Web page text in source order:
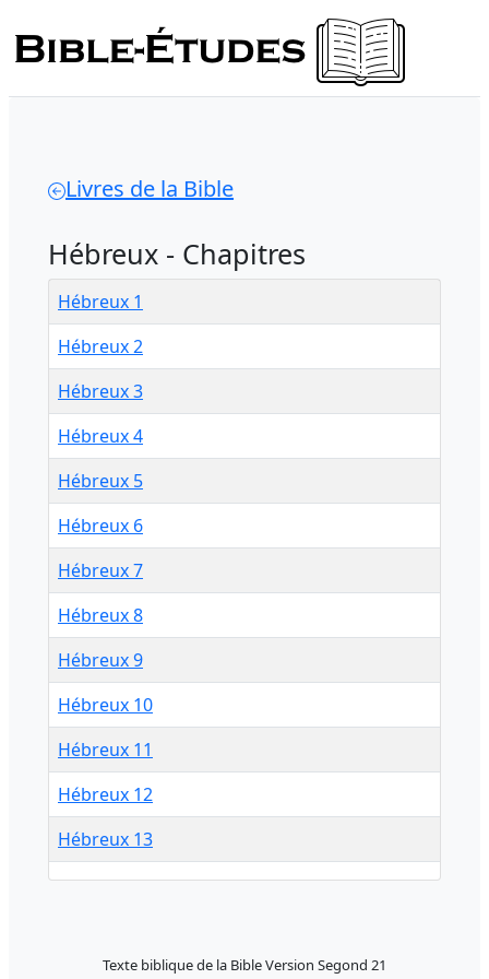
Livres de la Bible
Hébreux - Chapitres
Hébreux 1
Hébreux 2
Hébreux 3
Hébreux 4
Hébreux 5
Hébreux 6
Hébreux 7
Hébreux 8
Hébreux 9
Hébreux 10
Hébreux 11
Hébreux 12
Hébreux 13
Texte biblique de la Bible Version Segond 21